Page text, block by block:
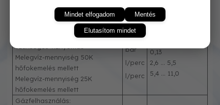
min/max hőteljesítményen
Minimális kéményhuzat igény
1,5
Működéshez minimálisan
szükséges víznyomás
Melegvíz-mennyiség 50K
hőfokemelés mellett
Melegvíz-mennyiség 25K
hőfokemelés mellett
bar
l/perc
l/perc
0,13
2,6 … 5,5
5,4 … 11,0
Gázfelhasználás:
Mindet elfogadom Mentés
Elutasítom mindet